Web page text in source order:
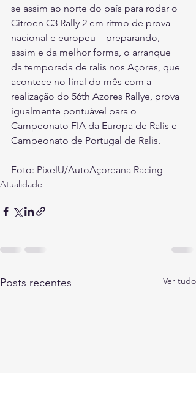
se assim ao norte do país para rodar o
Citroen C3 Rally 2 em ritmo de prova -
nacional e europeu -  preparando,
assim e da melhor forma, o arranque
da temporada de ralis nos Açores, que
acontece no final do mês com a
realização do 56th Azores Rallye, prova
igualmente pontuável para o
Campeonato FIA da Europa de Ralis e
Campeonato de Portugal de Ralis.
Foto: PixelU/AutoAçoreana Racing
Atualidade
Posts recentes Ver tudo